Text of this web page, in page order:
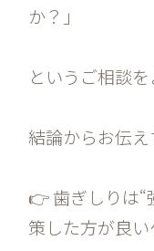
か？」
というご相談を
結論からお伝え
👉 歯ぎしりは“
策した方が良